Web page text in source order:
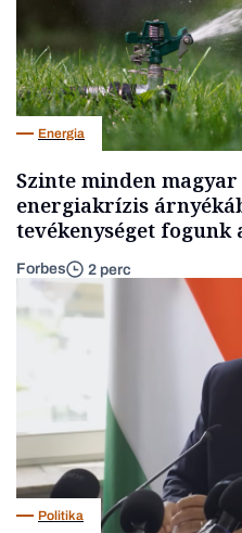
Energia
Szinte minden
energiakrízis
tevékenységet fogunk
Forbes 2 perc
Politika